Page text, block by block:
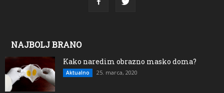
NAJBOLJ BRANO
Kako naredim obrazno masko doma?
Aktualno 25. marca, 2020